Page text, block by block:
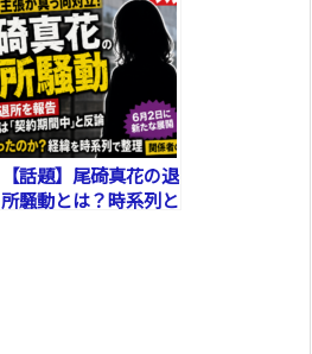
【話題】尾碕真花の退
所騒動とは？時系列と